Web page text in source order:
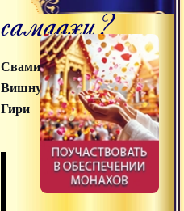
самадхи?
Свами
Вишнудевананда
Гири